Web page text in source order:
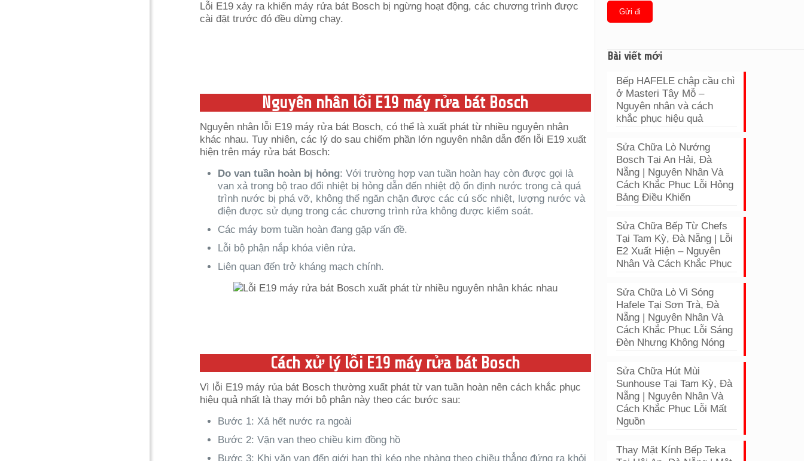
Lỗi E19 xảy ra khiến máy rửa bát Bosch bị ngừng hoạt động, các chương trình được
cài đặt trước đó đều dừng chạy.
Nguyên nhân lỗi E19 máy rửa bát Bosch
Nguyên nhân lỗi E19 máy rửa bát Bosch, có thể là xuất phát từ nhiều nguyên nhân
khác nhau. Tuy nhiên, các lý do sau chiếm phần lớn nguyên nhân dẫn đến lỗi E19 xuất
hiện trên máy rửa bát Bosch:
Do van tuần hoàn bị hỏng: Với trường hợp van tuần hoàn hay còn được gọi là
van xả trong bộ trao đổi nhiệt bị hỏng dẫn đến nhiệt độ ổn định nước trong cả quá
trình nước bị phá vỡ, không thể ngăn chặn được các cú sốc nhiệt, lượng nước và
điện được sử dụng trong các chương trình rửa không được kiểm soát.
Các máy bơm tuần hoàn đang gặp vấn đề.
Lỗi bộ phận nắp khóa viên rửa.
Liên quan đến trở kháng mạch chính.
Cách xử lý lỗi E19 máy rửa bát Bosch
Vì lỗi E19 máy rủa bát Bosch thường xuất phát từ van tuần hoàn nên cách khắc phục
hiệu quả nhất là thay mới bộ phận này theo các bước sau:
Bước 1: Xả hết nước ra ngoài
Bước 2: Vặn van theo chiều kim đồng hồ
Bước 3: Khi vặn van đến giới hạn thì kéo nhẹ nhàng theo chiều thẳng đứng ra khỏi
Bài viết mới
Bếp HAFELE chập cầu chì
ở Masteri Tây Mỗ –
Nguyên nhân và cách
khắc phục hiệu quả
Sửa Chữa Lò Nướng
Bosch Tại An Hải, Đà
Nẵng | Nguyên Nhân Và
Cách Khắc Phục Lỗi Hỏng
Bảng Điều Khiển
Sửa Chữa Bếp Từ Chefs
Tại Tam Kỳ, Đà Nẵng | Lỗi
E2 Xuất Hiện – Nguyên
Nhân Và Cách Khắc Phục
Sửa Chữa Lò Vi Sóng
Hafele Tại Sơn Trà, Đà
Nẵng | Nguyên Nhân Và
Cách Khắc Phục Lỗi Sáng
Đèn Nhưng Không Nóng
Sửa Chữa Hút Mùi
Sunhouse Tại Tam Kỳ, Đà
Nẵng | Nguyên Nhân Và
Cách Khắc Phục Lỗi Mất
Nguồn
Thay Mặt Kính Bếp Teka